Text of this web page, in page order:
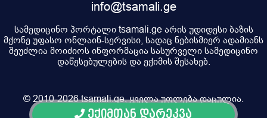
ექიმთან დარეკვა
info@tsamali.ge
სამედიცინო პორტალი tsamali.ge არის უდიდესი ბაზის
მქონე უფასო ონლაინ-სერვისი, სადაც ნებისმიერ ადამიანს
შეუძლია მოიძიოს ინფორმაცია სასურველი სამედიცინო
დაწესებულების და ექიმის შესახებ.
© 2010-2026 tsamali.ge, ყველა უფლება დაცულია.